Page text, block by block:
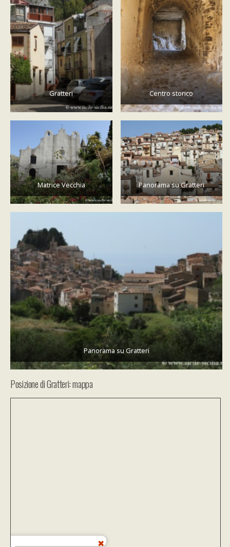
Gratteri Centro storico
Matrice Vecchia Panorama su Gratteri
Panorama su Gratteri
Posizione di Gratteri: mappa